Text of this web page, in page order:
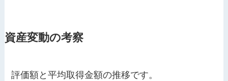
資産変動の考察
評価額と平均取得金額の推移です。